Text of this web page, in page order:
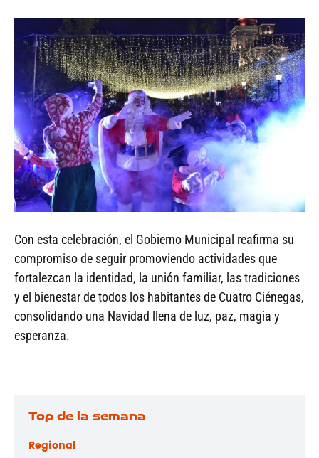
Con esta celebración, el Gobierno Municipal reafirma su
compromiso de seguir promoviendo actividades que
fortalezcan la identidad, la unión familiar, las tradiciones
y el bienestar de todos los habitantes de Cuatro Ciénegas,
consolidando una Navidad llena de luz, paz, magia y
esperanza.
Top de la semana
Regional